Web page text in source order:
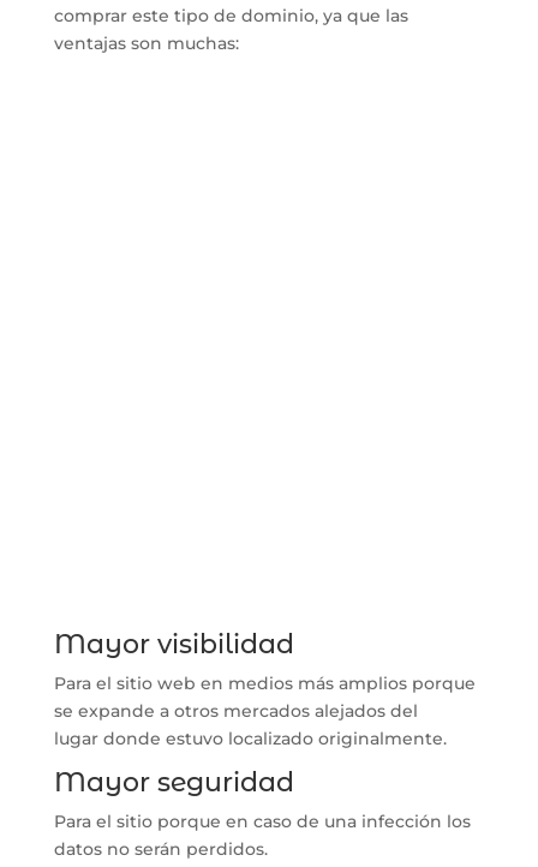
comprar este tipo de dominio, ya que las
ventajas son muchas:
Mayor visibilidad
Para el sitio web en medios más amplios porque
se expande a otros mercados alejados del
lugar donde estuvo localizado originalmente.
Mayor seguridad
Para el sitio porque en caso de una infección los
datos no serán perdidos.